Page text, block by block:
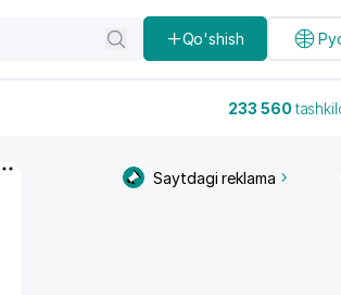
Qo'shish
233 560
Saytdagi reklama